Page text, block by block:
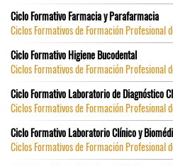
Ciclo Formativo Farmacia y Parafarmacia
Ciclos Formativos de Formación Profesional
Ciclo Formativo Higiene Bucodental
Ciclos Formativos de Formación Profesional
Ciclo Formativo Laboratorio de Diagnóstico
Ciclos Formativos de Formación Profesional
Ciclo Formativo Laboratorio Clínico y
Ciclos Formativos de Formación Profesional